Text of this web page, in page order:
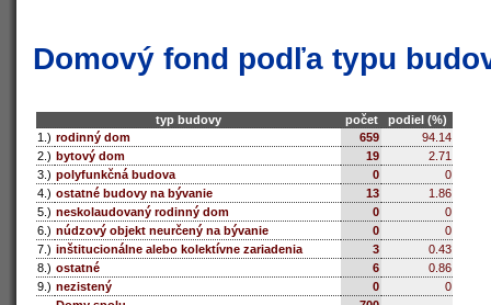
Domový fond podľa typu
typ budovy počet
podiel (%)
1.) rodinný dom 659
94.14
2.) bytový dom 19
2.71
3.) polyfunkčná budova 0
0
4.) ostatné budovy na bývanie 13
1.86
5.) neskolaudovaný rodinný dom 0
0
6.) núdzový objekt neurčený na bývanie 0
0
7.) inštitucionálne alebo kolektívne zariadenia 3
0.43
8.) ostatné 6
0.86
9.) nezistený 0
0